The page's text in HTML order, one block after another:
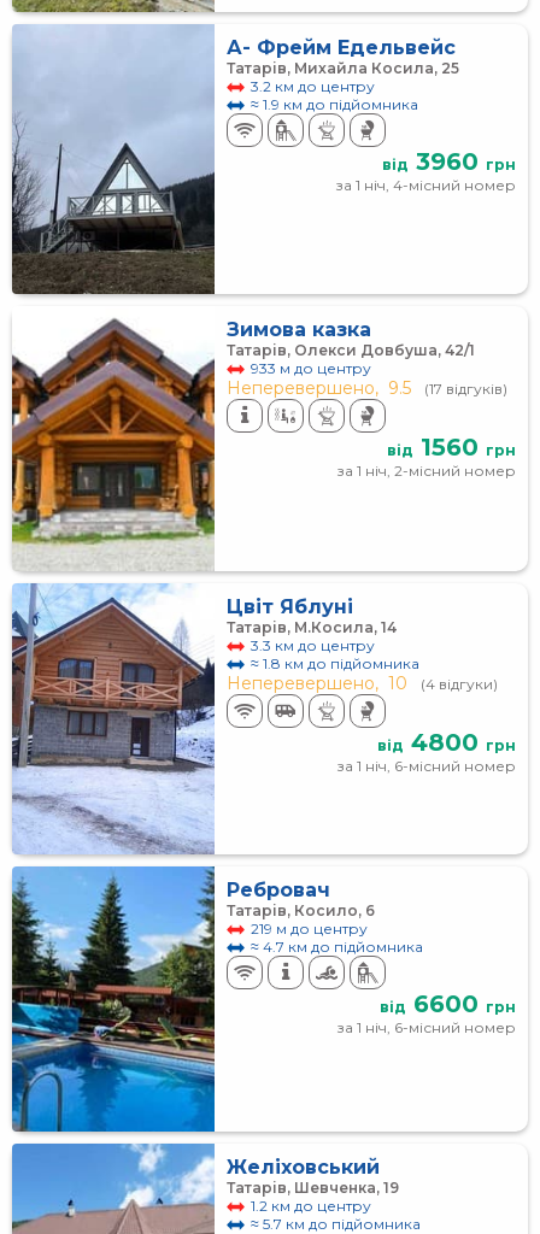
А- Фрейм Едельвейс
Татарів, Михайла Косила, 25
3.2 км до центру
≈ 1.9 км до підйомника
від 3960 грн
за 1 ніч, 4-місний номер
Зимова казка
Татарів, Олекси Довбуша, 42/1
933 м до центру
Неперевершено, 9.5 (17 відгуків)
від 1560 грн
за 1 ніч, 2-місний номер
Цвіт Яблуні
Татарів, М.Косила, 14
3.3 км до центру
≈ 1.8 км до підйомника
Неперевершено, 10 (4 відгуки)
від 4800 грн
за 1 ніч, 6-місний номер
Ребровач
Татарів, Косило, 6
219 м до центру
≈ 4.7 км до підйомника
від 6600 грн
за 1 ніч, 6-місний номер
Желіховський
Татарів, Шевченка, 19
1.2 км до центру
≈ 5.7 км до підйомника